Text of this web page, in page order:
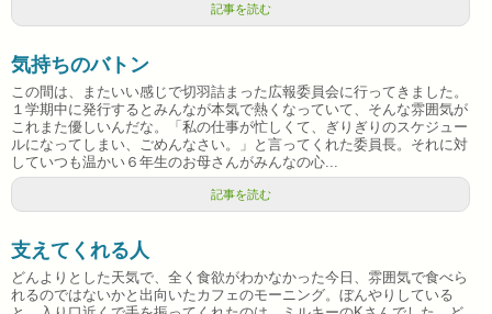
記事を読む
気持ちのバトン
この間は、またいい感じで切羽詰まった広報委員会に行ってきました。
１学期中に発行するとみんなが本気で熱くなっていて、そんな雰囲気が
これまた優しいんだな。「私の仕事が忙しくて、ぎりぎりのスケジュー
ルになってしまい、ごめんなさい。」と言ってくれた委員長。それに対
していつも温かい６年生のお母さんがみんなの心...
記事を読む
支えてくれる人
どんよりとした天気で、全く食欲がわかなかった今日、雰囲気で食べら
れるのではないかと出向いたカフェのモーニング。ぼんやりしている